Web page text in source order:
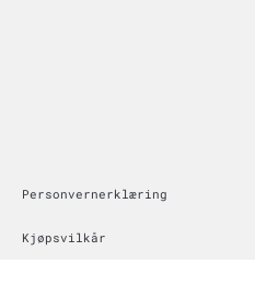
Personvernerklæring
Kjøpsvilkår